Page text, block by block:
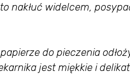
nakłuć widelcem,
do pieczenia
jest miękkie i